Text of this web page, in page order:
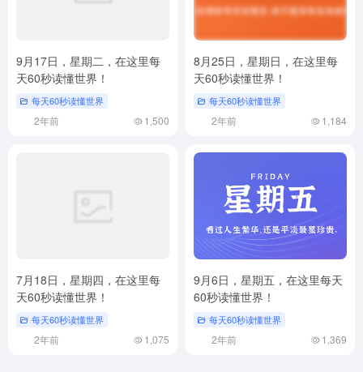
9月17日，星期二，在这里每
天60秒读懂世界！
每天60秒读懂世界
2年前 1,500
8月25日，星期日，在这里每
天60秒读懂世界！
每天60秒读懂世界
2年前 1,184
7月18日，星期四，在这里每
天60秒读懂世界！
每天60秒读懂世界
2年前 1,075
9月6日，星期五，在这里每天
60秒读懂世界！
每天60秒读懂世界
2年前 1,369